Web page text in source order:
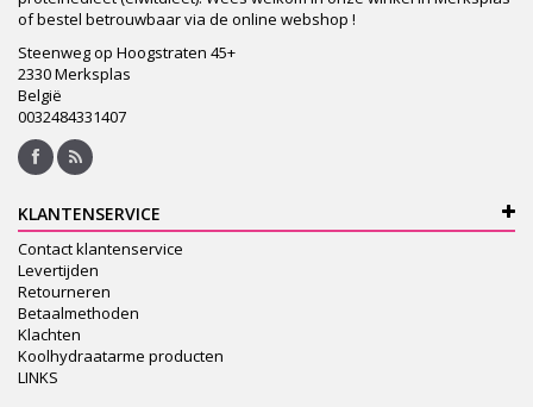
of bestel betrouwbaar via de online webshop !
Steenweg op Hoogstraten 45+
2330 Merksplas
België
0032484331407
KLANTENSERVICE
Contact klantenservice
Levertijden
Retourneren
Betaalmethoden
Klachten
Koolhydraatarme producten
LINKS